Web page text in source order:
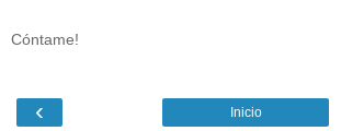
Cóntame!
‹ Inicio